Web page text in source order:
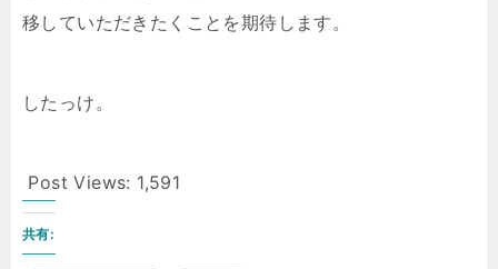
移していただきたくことを期待します。
したっけ。
Post Views: 1,591
共有: